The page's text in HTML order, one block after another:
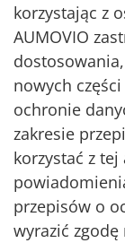
korzystając z
AUMOVIO
nowych
ochronie
zakresie
korzystać z
przepisów o
wyrazić